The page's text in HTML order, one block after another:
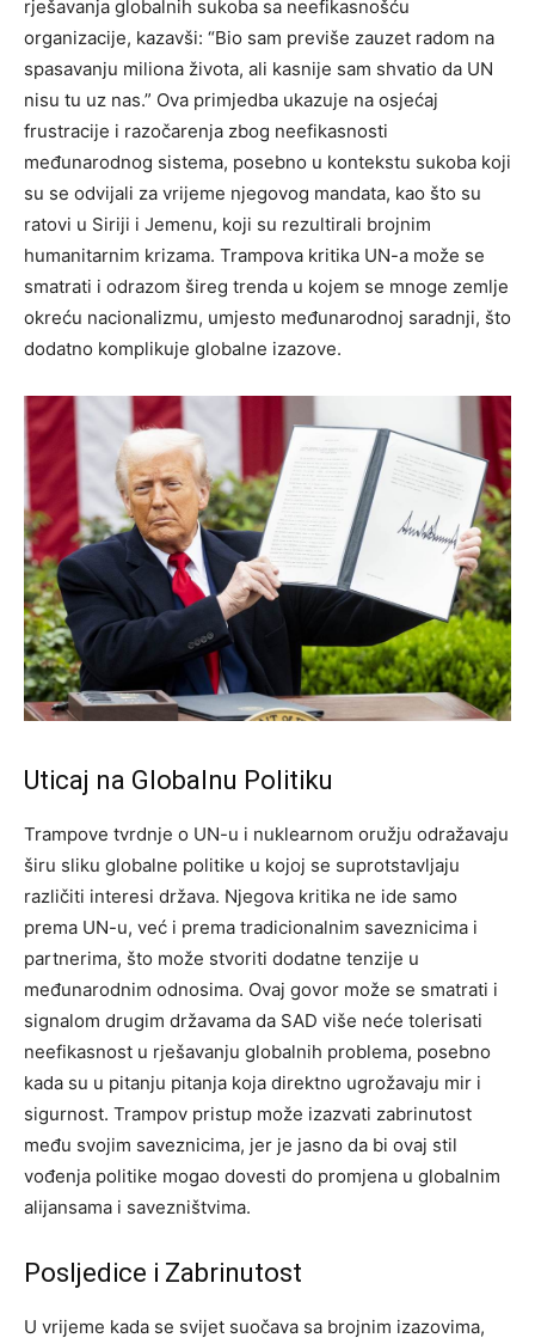
rješavanja globalnih sukoba sa neefikasnošću
organizacije, kazavši: “Bio sam previše zauzet radom na
spasavanju miliona života, ali kasnije sam shvatio da UN
nisu tu uz nas.” Ova primjedba ukazuje na osjećaj
frustracije i razočarenja zbog neefikasnosti
međunarodnog sistema, posebno u kontekstu sukoba koji
su se odvijali za vrijeme njegovog mandata, kao što su
ratovi u Siriji i Jemenu, koji su rezultirali brojnim
humanitarnim krizama. Trampova kritika UN-a može se
smatrati i odrazom šireg trenda u kojem se mnoge zemlje
okreću nacionalizmu, umjesto međunarodnoj saradnji, što
dodatno komplikuje globalne izazove.
Uticaj na Globalnu Politiku
Trampove tvrdnje o UN-u i nuklearnom oružju odražavaju
širu sliku globalne politike u kojoj se suprotstavljaju
različiti interesi država. Njegova kritika ne ide samo
prema UN-u, već i prema tradicionalnim saveznicima i
partnerima, što može stvoriti dodatne tenzije u
međunarodnim odnosima. Ovaj govor može se smatrati i
signalom drugim državama da SAD više neće tolerisati
neefikasnost u rješavanju globalnih problema, posebno
kada su u pitanju pitanja koja direktno ugrožavaju mir i
sigurnost. Trampov pristup može izazvati zabrinutost
među svojim saveznicima, jer je jasno da bi ovaj stil
vođenja politike mogao dovesti do promjena u globalnim
alijansama i savezništvima.
Posljedice i Zabrinutost
U vrijeme kada se svijet suočava sa brojnim izazovima,